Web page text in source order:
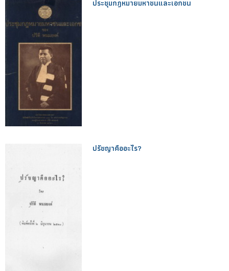
ประชุมกฎหมายมหาชนและเอกชน
ปรัชญาคืออะไร?